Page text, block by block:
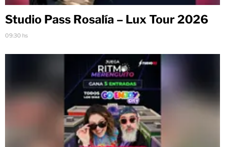
Studio Pass Rosalía – Lux Tour 2026
09:30 hs